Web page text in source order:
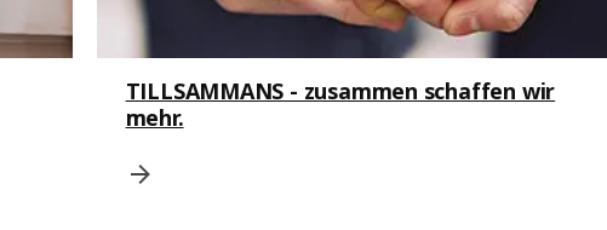
TILLSAMMANS - zusammen schaffen wir
mehr.